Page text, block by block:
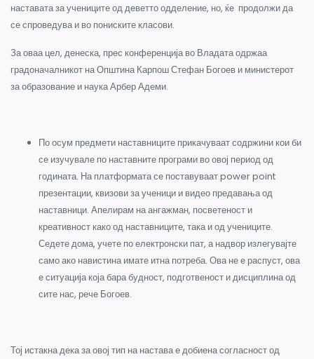
наставата за учениците од деветто одделение, но, ќе продолжи да
се спроведува и во пониските класови.
За оваа цел, денеска, прес конференција во Владата одржаа
градоначалникот на Општина Карпош Стефан Богоев и министерот
за образование и наука Арбер Адеми.
По осум предмети наставниците прикачуваат содржини кои би
се изучувале по наставните програми во овој период од
годината. На платформата се поставуваат power point
презентации, квизови за ученици и видео предавања од
наставници. Апелирам на ангажман, посветеност и
креативност како од наставниците, така и од учениците.
Седете дома, учете по електронски пат, а надвор излегувајте
само ако навистина имате итна потреба. Ова не е распуст, ова
е ситуација која бара будност, подготвеност и дисциплина од
сите нас, рече Богоев.
Тој истакна дека за овој тип на настава е добиена согласност од